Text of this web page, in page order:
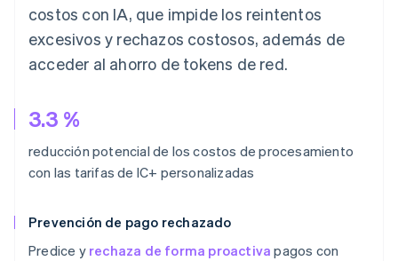
costos con IA, que impide los reintentos
excesivos y rechazos costosos, además de
acceder al ahorro de tokens de red.
3.3 %
reducción potencial de los costos de procesamiento
con las tarifas de IC+ personalizadas
Prevención de pago rechazado
Predice y rechaza de forma proactiva pagos con